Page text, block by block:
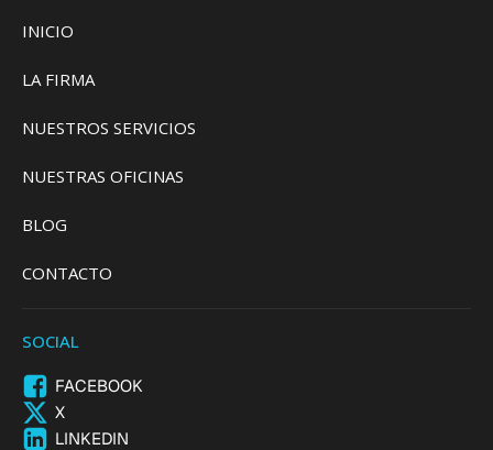
INICIO
LA FIRMA
NUESTROS SERVICIOS
NUESTRAS OFICINAS
BLOG
CONTACTO
SOCIAL
FACEBOOK
X
LINKEDIN